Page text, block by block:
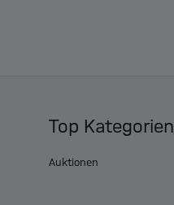
Top Kategorien
Auktionen